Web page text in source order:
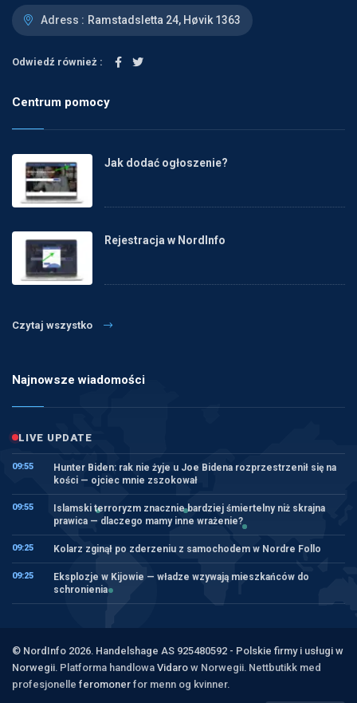
Adress : Ramstadsletta 24, Høvik 1363
Odwiedź również :
Centrum pomocy
Jak dodać ogłoszenie?
Rejestracja w NordInfo
Czytaj wszystko
Najnowsze wiadomości
LIVE UPDATE
09:55
Hunter Biden: rak nie żyje u Joe Bidena rozprzestrzenił się na
kości — ojciec mnie zszokował
09:55
Islamski terroryzm znacznie bardziej śmiertelny niż skrajna
prawica — dlaczego mamy inne wrażenie?
09:25 Kolarz zginął po zderzeniu z samochodem w Nordre Follo
09:25
Eksplozje w Kijowie — władze wzywają mieszkańców do
schronienia
© NordInfo 2026. Handelshage AS 925480592 - Polskie firmy i usługi w
Norwegii. Platforma handlowa Vidaro w Norwegii. Nettbutikk med
profesjonelle feromoner for menn og kvinner.